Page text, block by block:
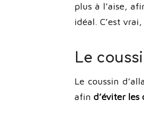
plus à l’aise,
idéal. C’est
Le
Le coussin
afin d’éviter les